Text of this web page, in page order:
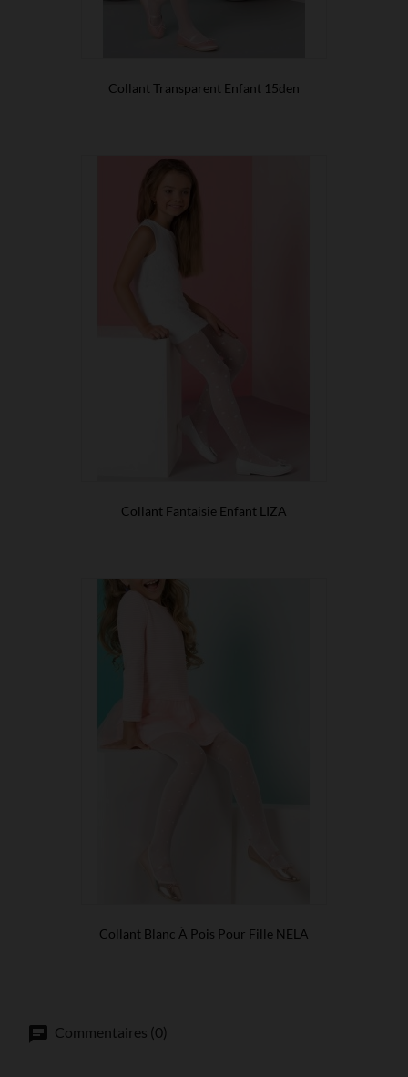
Collant Transparent Enfant 15den
Collant Fantaisie Enfant LIZA
Collant Blanc À Pois Pour Fille NELA
Commentaires (0)